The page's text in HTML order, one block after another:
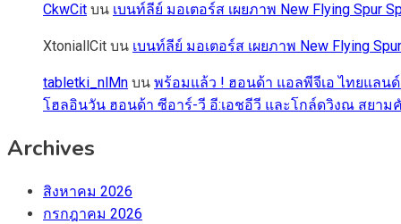
CkwCit บน เบนท์ลีย์ มอเตอร์ส เผยภาพ New Flying Spur
XtoniallCit บน เบนท์ลีย์ มอเตอร์ส เผยภาพ New Flying
tabletki_nlMn บน พร้อมแล้ว ! ฮอนด้า แอลพีจีเอ ไทยแลนด์
โฮลอินวัน ฮอนด้า ซีอาร์-วี อี:เอชอีวี และโกล์ดวิงณ สยา
Archives
สิงหาคม 2026
กรกฎาคม 2026